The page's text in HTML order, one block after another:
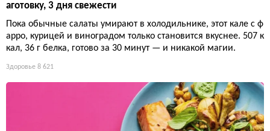
аготовку, 3 дня свежести
Пока обычные салаты умирают в холодильнике, этот кале с ф
арро, курицей и виноградом только становится вкуснее. 507 к
кал, 36 г белка, готово за 30 минут — и никакой магии.
Здоровье 8 621